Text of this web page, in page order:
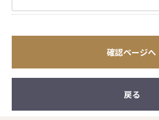
確認ページへ
戻る